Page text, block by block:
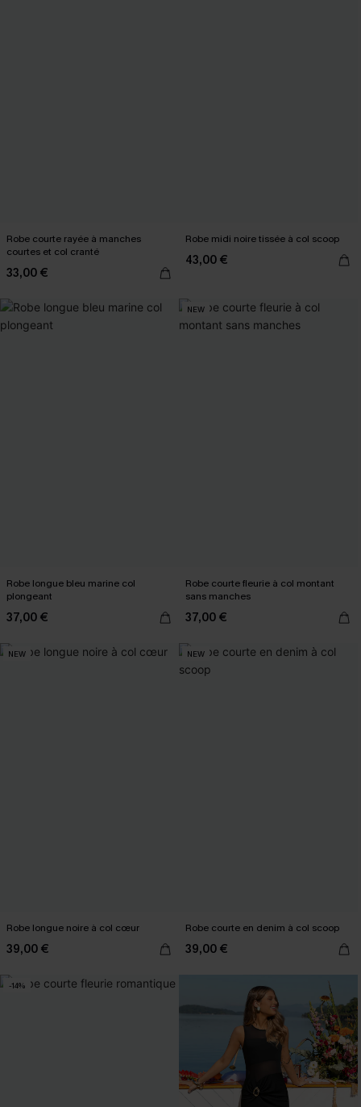
Robe courte rayée à manches
courtes et col cranté
33,00 €
Robe midi noire tissée à col scoop
43,00 €
Robe longue bleu marine col
plongeant
37,00 €
NEW
Robe courte fleurie à col montant
sans manches
37,00 €
NEW
Robe longue noire à col cœur
39,00 €
NEW
Robe courte en denim à col scoop
39,00 €
-14%